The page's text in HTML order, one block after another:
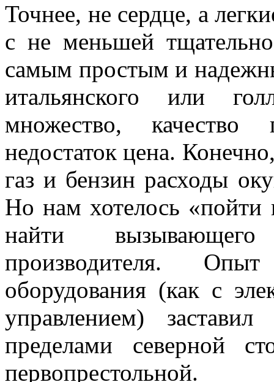
Точнее, не сердце, а
с не меньшей
самым простым и
итальянского или
множество, качество
недостаток цена.
газ и бензин расходы
Но нам хотелось «пойти
найти вызывающего
производителя.
оборудования (как с
управлением)
пределами северной
первопрестольной.